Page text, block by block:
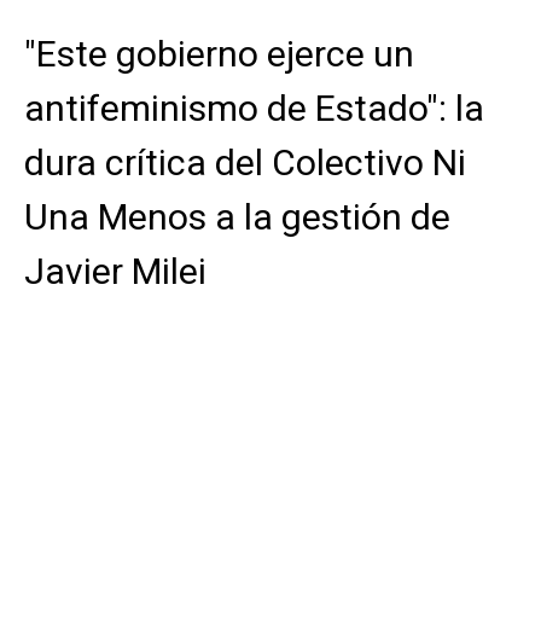
"Este gobierno ejerce un
antifeminismo de Estado": la
dura crítica del Colectivo Ni
Una Menos a la gestión de
Javier Milei